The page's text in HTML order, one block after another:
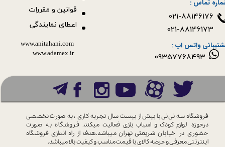
قوانین و مقررات
09357768493
اعطای نمایندگی
www.anitahani.com
www.ada​​​​​​​mex.ir
فروشگاه سه نی نی با بیش از بیست سال تجربه کاری ، به صورت تخصصی
درحوزه لوازم کودک و اسباب بازی فعالیت میکند. فروشگاه به صورت
حضوری در خیابان شریعتی تهران میباشد.هدف از راه اندازی فروشگاه
اینترنتی معرفی و عرضه کالای باقیمت مناسب و کیفیت بالا میباشد.
تماس :
واتس اپ :